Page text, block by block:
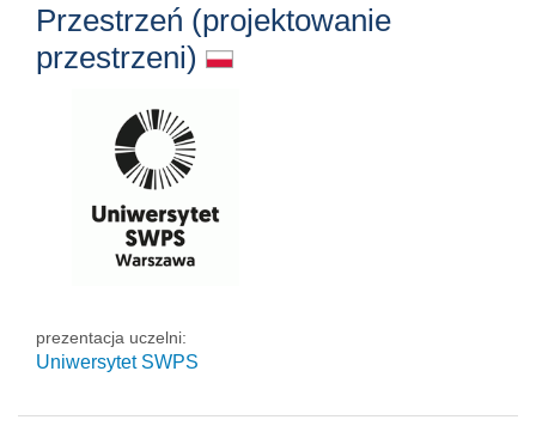
Przestrzeń (projektowanie
przestrzeni)
prezentacja uczelni:
Uniwersytet SWPS